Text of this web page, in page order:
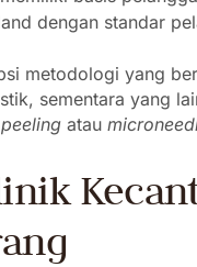
dengan standar
metodologi yang
sementara yang
atau